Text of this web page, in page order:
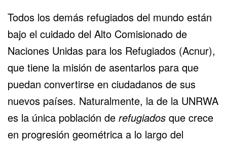
Todos los demás refugiados del mundo están
bajo el cuidado del Alto Comisionado de
Naciones Unidas para los Refugiados (Acnur),
que tiene la misión de asentarlos para que
puedan convertirse en ciudadanos de sus
nuevos países. Naturalmente, la de la UNRWA
es la única población de refugiados que crece
en progresión geométrica a lo largo del